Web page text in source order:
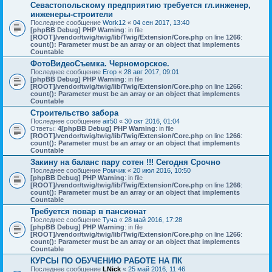
Севастопольскому предприятию требуется гл.инженер,
инженеры-строители
Последнее сообщение Work12 « 04 сен 2017, 13:40
[phpBB Debug] PHP Warning: in file
[ROOT]/vendor/twig/twig/lib/Twig/Extension/Core.php on line 1266:
count(): Parameter must be an array or an object that implements
Countable
ФотоВидеоСъемка. Черноморское.
Последнее сообщение Егор « 28 авг 2017, 09:01
[phpBB Debug] PHP Warning: in file
[ROOT]/vendor/twig/twig/lib/Twig/Extension/Core.php on line 1266:
count(): Parameter must be an array or an object that implements
Countable
Строительство забора
Последнее сообщение air50 « 30 окт 2016, 01:04
Ответы: 4[phpBB Debug] PHP Warning: in file
[ROOT]/vendor/twig/twig/lib/Twig/Extension/Core.php on line 1266:
count(): Parameter must be an array or an object that implements
Countable
Закину на баланс пару сотен !!! Сегодня Срочно
Последнее сообщение Ромчик « 20 июл 2016, 10:50
[phpBB Debug] PHP Warning: in file
[ROOT]/vendor/twig/twig/lib/Twig/Extension/Core.php on line 1266:
count(): Parameter must be an array or an object that implements
Countable
Требуется повар в пансионат
Последнее сообщение Туча « 28 май 2016, 17:28
[phpBB Debug] PHP Warning: in file
[ROOT]/vendor/twig/twig/lib/Twig/Extension/Core.php on line 1266:
count(): Parameter must be an array or an object that implements
Countable
КУРСЫ ПО ОБУЧЕНИЮ РАБОТЕ НА ПК
Последнее сообщение LNick « 25 май 2016, 11:46